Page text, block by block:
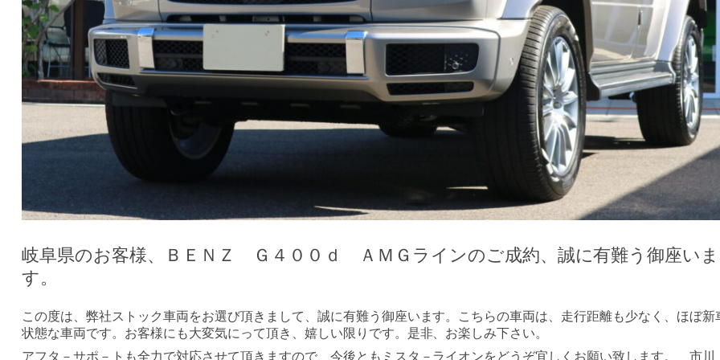
岐阜県のお客様、ＢＥＮＺ Ｇ４００ｄ ＡＭＧラインのご成約、誠に有難う御座いま
す。
この度は、弊社ストック車両をお選び頂きまして、誠に有難う御座います。こちらの車両は、走行距離も少なく、ほぼ新
状態な車両です。お客様にも大変気にって頂き、嬉しい限りです。是非、お楽しみ下さい。
アフタ－サポ－トも全力で対応させて頂きますので、今後ともミスタ－ライオンをどうぞ宜しくお願い致します。 市川